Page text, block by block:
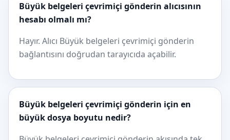
Büyük belgeleri çevrimiçi gönderin alıcısının
hesabı olmalı mı?
Hayır. Alıcı Büyük belgeleri çevrimiçi gönderin
bağlantısını doğrudan tarayıcıda açabilir.
Büyük belgeleri çevrimiçi gönderin için en
büyük dosya boyutu nedir?